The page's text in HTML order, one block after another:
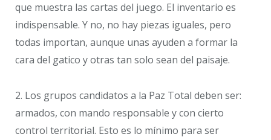
que muestra las cartas del juego. El inventario es
indispensable. Y no, no hay piezas iguales, pero
todas importan, aunque unas ayuden a formar la
cara del gatico y otras tan solo sean del paisaje.
2. Los grupos candidatos a la Paz Total deben ser:
armados, con mando responsable y con cierto
control territorial. Esto es lo mínimo para ser